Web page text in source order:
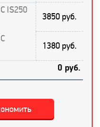
IS250
3850 руб.
1380 руб.
0 руб.